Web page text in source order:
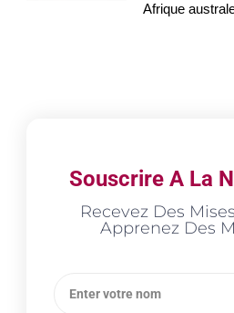
Afrique
Souscrire A La
Recevez Des
Apprenez Des